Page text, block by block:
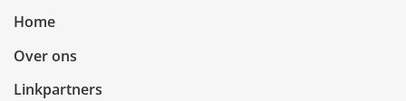
Home
Over ons
Linkpartners